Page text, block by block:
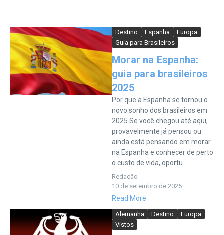
Destino Espanha
Europa
Guia para Brasileiros
Morar na Espanha:
guia para brasileiros
2025
Por que a Espanha se tornou o
novo sonho dos brasileiros em
2025 Se você chegou até aqui,
provavelmente já pensou ou
ainda está pensando em morar
na Espanha e conhecer de perto
o custo de vida, oportu...
Redação
10 de setembro de 2025
Read More
Alemanha Destino
Europa
Vistos